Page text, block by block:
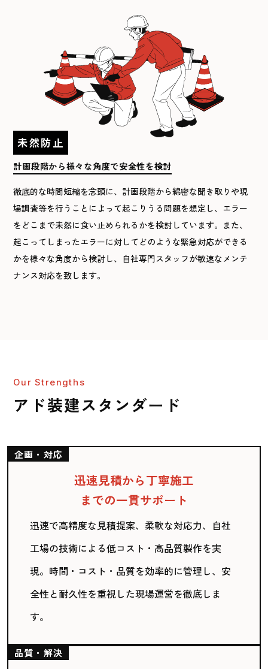
未然防止
計画段階から様々な角度で安全性を検討
徹底的な時間短縮を念頭に、計画段階から綿密な聞き取りや現
場調査等を行うことによって起こりうる問題を想定し、エラー
をどこまで未然に食い止められるかを検討しています。また、
起こってしまったエラーに対してどのような緊急対応ができる
かを様々な角度から検討し、自社専門スタッフが敏速なメンテ
ナンス対応を致します。
Our Strengths
アド装建スタンダード
企画・対応
迅速見積から丁寧施工
までの一貫サポート
迅速で高精度な見積提案、柔軟な対応力、自社
工場の技術による低コスト・高品質製作を実
現。時間・コスト・品質を効率的に管理し、安
全性と耐久性を重視した現場運営を徹底しま
す。
品質・解決